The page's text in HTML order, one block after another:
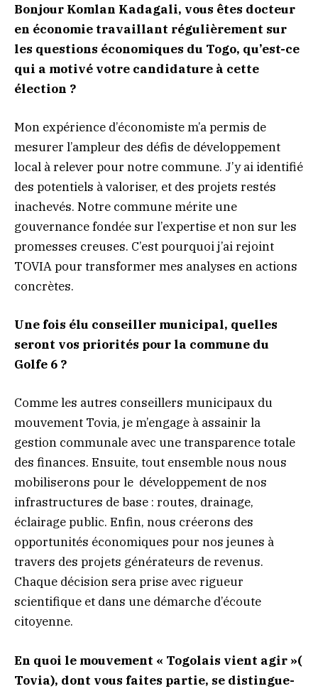
Bonjour Komlan Kadagali, vous êtes docteur
en économie travaillant régulièrement sur
les questions économiques du Togo, qu’est-ce
qui a motivé votre candidature à cette
élection ?
Mon expérience d’économiste m’a permis de
mesurer l’ampleur des défis de développement
local à relever pour notre commune. J’y ai identifié
des potentiels à valoriser, et des projets restés
inachevés. Notre commune mérite une
gouvernance fondée sur l’expertise et non sur les
promesses creuses. C’est pourquoi j’ai rejoint
TOVIA pour transformer mes analyses en actions
concrètes.
Une fois élu conseiller municipal, quelles
seront vos priorités pour la commune du
Golfe 6 ?
Comme les autres conseillers municipaux du
mouvement Tovia, je m’engage à assainir la
gestion communale avec une transparence totale
des finances. Ensuite, tout ensemble nous nous
mobiliserons pour le développement de nos
infrastructures de base : routes, drainage,
éclairage public. Enfin, nous créerons des
opportunités économiques pour nos jeunes à
travers des projets générateurs de revenus.
Chaque décision sera prise avec rigueur
scientifique et dans une démarche d’écoute
citoyenne.
En quoi le mouvement « Togolais vient agir »(
Tovia), dont vous faites partie, se distingue-